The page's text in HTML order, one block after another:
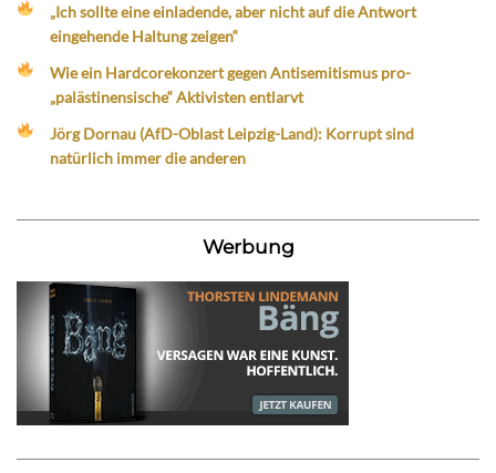
„Ich sollte eine einladende, aber nicht auf die Antwort
eingehende Haltung zeigen“
Wie ein Hardcorekonzert gegen Antisemitismus pro-
„palästinensische“ Aktivisten entlarvt
Jörg Dornau (AfD-Oblast Leipzig-Land): Korrupt sind
natürlich immer die anderen
Werbung